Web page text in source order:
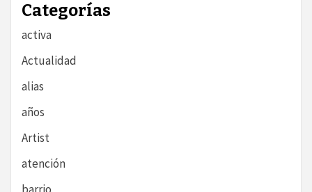
Categorías
activa
Actualidad
alias
años
Artist
atención